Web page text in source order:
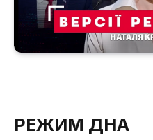
РЕЖИМ ДНА